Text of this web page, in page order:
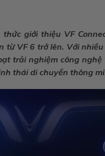
giới thiệu VF
từ VF 6 trở lên. Với
trải nghiệm công
thái di chuyển thông